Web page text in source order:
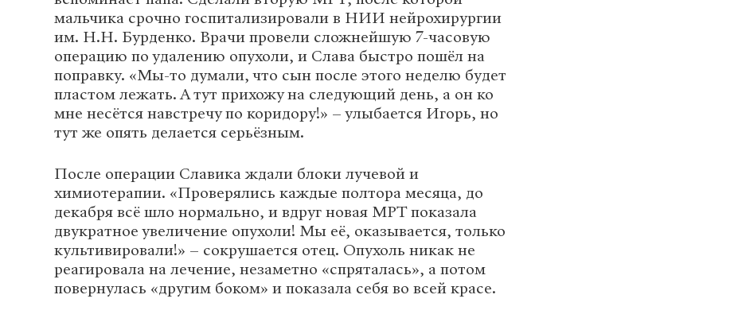
мальчика срочно госпитализировали в НИИ нейрохирургии
им. Н.Н. Бурденко. Врачи провели сложнейшую 7-часовую
операцию по удалению опухоли, и Слава быстро пошёл на
поправку. «Мы-то думали, что сын после этого неделю будет
пластом лежать. А тут прихожу на следующий день, а он ко
мне несётся навстречу по коридору!» – улыбается Игорь, но
тут же опять делается серьёзным.
После операции Славика ждали блоки лучевой и
химиотерапии. «Проверялись каждые полтора месяца, до
декабря всё шло нормально, и вдруг новая МРТ показала
двукратное увеличение опухоли! Мы её, оказывается, только
культивировали!» – сокрушается отец. Опухоль никак не
реагировала на лечение, незаметно «спряталась», а потом
повернулась «другим боком» и показала себя во всей красе.